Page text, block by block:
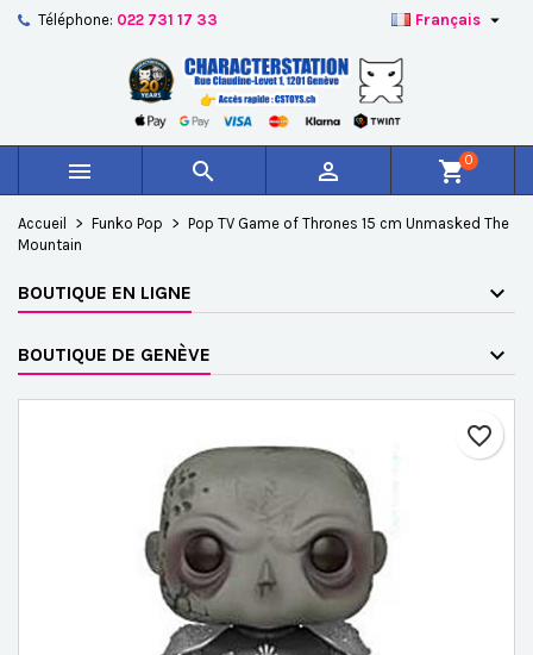
Téléphone: 022 731 17 33 Français 
   shopping_cart0
Accueil Funko Pop
Pop TV Game of Thrones 15 cm Unmasked The
Mountain
BOUTIQUE EN LIGNE
BOUTIQUE DE GENÈVE
favorite_border
Créer une nouvelle liste
Nom de la liste d'envies
Annuler Créer une liste d'envies
Vous devez être connecté pour ajouter des produits à
votre liste d'envies.